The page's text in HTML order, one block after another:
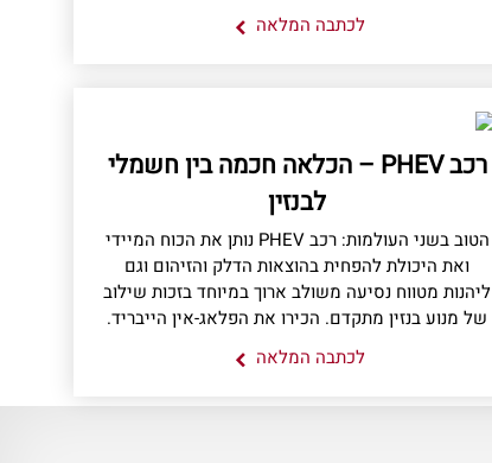
לכתבה המלאה
רכב PHEV – הכלאה חכמה בין חשמלי
לבנזין
הטוב בשני העולמות: רכב PHEV נותן את הכוח המיידי
ואת היכולת להפחית בהוצאות הדלק והזיהום וגם
ליהנות מטווח נסיעה משולב ארוך במיוחד בזכות שילוב
של מנוע בנזין מתקדם. הכירו את הפלאג-אין הייבריד.
לכתבה המלאה